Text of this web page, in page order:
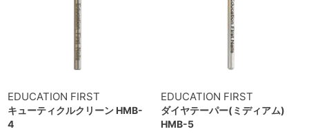
EDUCATION FIRST
キューティクルクリーン HMB-
4
EDUCATION FIRST
ダイヤテーパー(ミディアム)
HMB-5